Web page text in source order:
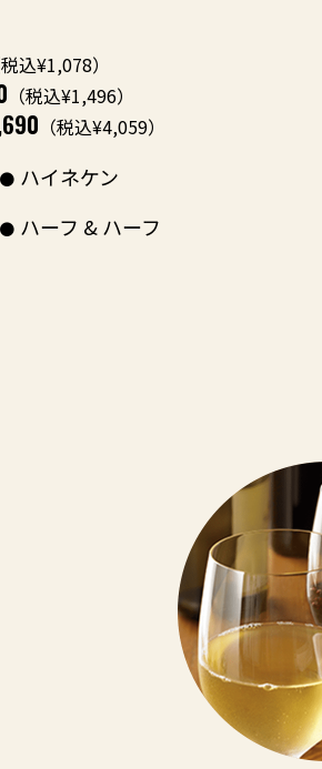
税込¥1,078）
（税込¥1,496）
（税込¥4,059）
ハイネケン
ハーフ & ハーフ